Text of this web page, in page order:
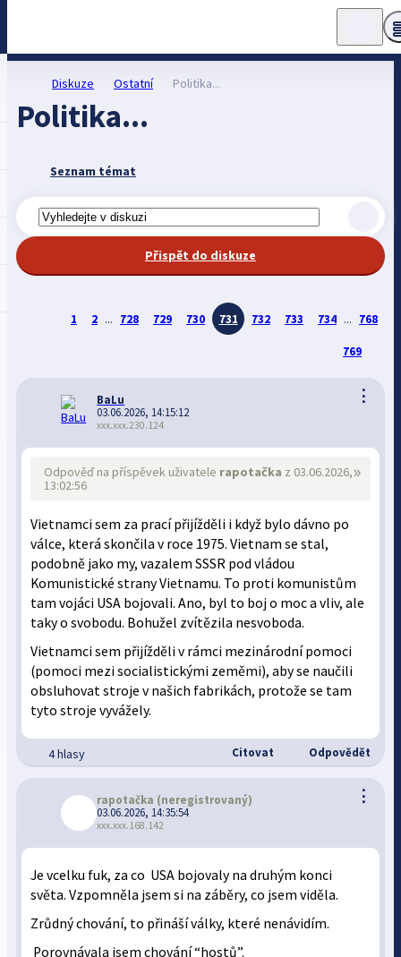
Diskuze Ostatní Politika...
Politika...
Seznam témat
Přispět do diskuze
1 2 ... 728 729 730 731 732 733 734 ... 768
769
⋮
BaLu
03.06.2026, 14:15:12
xxx.xxx.230.124
»
Odpověď na příspěvek uživatele rapotačka z 03.06.2026,
13:02:56
Vietnamci sem za prací přijížděli i když bylo dávno po
válce, která skončila v roce 1975. Vietnam se stal,
podobně jako my, vazalem SSSR pod vládou
Komunistické strany Vietnamu. To proti komunistům
tam vojáci USA bojovali. Ano, byl to boj o moc a vliv, ale
taky o svobodu. Bohužel zvítězila nesvoboda.
Vietnamci sem přijížděli v rámci mezinárodní pomoci
(pomoci mezi socialistickými zeměmi), aby se naučili
obsluhovat stroje v našich fabrikách, protože se tam
tyto stroje vyvážely.
4 hlasy Citovat Odpovědět
⋮
rapotačka (neregistrovaný)
03.06.2026, 14:35:54
xxx.xxx.168.142
Je vcelku fuk, za co USA bojovaly na druhým konci
světa. Vzpomněla jsem si na záběry, co jsem viděla.
Zrůdný chování, to přináší války, které nenávidím.
Porovnávala jsem chování “hostů”.